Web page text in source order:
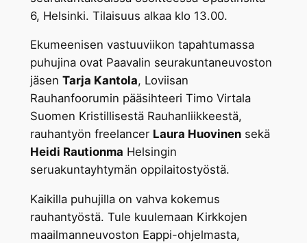
6, Helsinki. Tilaisuus alkaa klo 13.00.
Ekumeenisen vastuuviikon tapahtumassa
puhujina ovat Paavalin seurakuntaneuvoston
jäsen Tarja Kantola, Loviisan
Rauhanfoorumin pääsihteeri Timo Virtala
Suomen Kristillisestä Rauhanliikkeestä,
rauhantyön freelancer Laura Huovinensekä
Heidi Rautionma Helsingin
seruakuntayhtymän oppilaitostyöstä.
Kaikilla puhujilla on vahva kokemus
rauhantyöstä. Tule kuulemaan Kirkkojen
maailmanneuvoston Eappi-ohjelmasta,